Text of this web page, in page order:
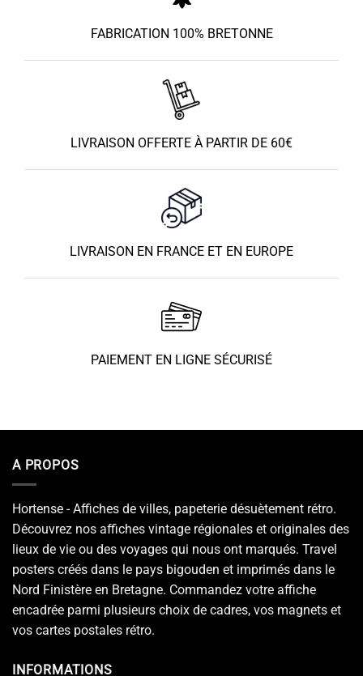
FABRICATION 100% BRETONNE
LIVRAISON OFFERTE À PARTIR DE 60€
LIVRAISON EN FRANCE ET EN EUROPE
PAIEMENT EN LIGNE SÉCURISÉ
A PROPOS
Hortense - Affiches de villes, papeterie désuètement rétro.
Découvrez nos affiches vintage régionales et originales des
lieux de vie ou des voyages qui nous ont marqués. Travel
posters créés dans le pays bigouden et imprimés dans le
Nord Finistère en Bretagne. Commandez votre affiche
encadrée parmi plusieurs choix de cadres, vos magnets et
vos cartes postales rétro.
INFORMATIONS